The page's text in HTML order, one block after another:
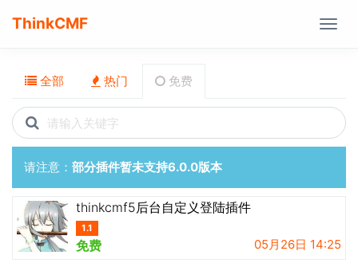
ThinkCMF
全部 热门 免费
Search
icons
请注意： 部分插件暂未支持6.0.0版本
thinkcmf5后台自定义登陆插件
1.1
免费 05月26日 14:25